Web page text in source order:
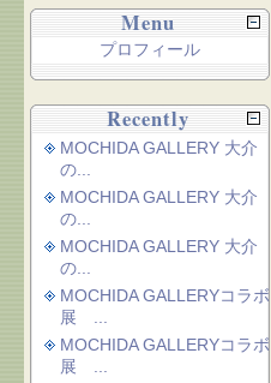
Menu
プロフィール
Recently
MOCHIDA GALLERY 大介
の...
MOCHIDA GALLERY 大介
の...
MOCHIDA GALLERY 大介
の...
MOCHIDA GALLERYコラボ
展 ...
MOCHIDA GALLERYコラボ
展 ...